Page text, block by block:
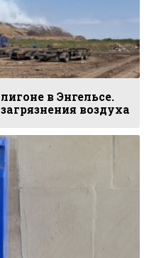
в Энгельсе.
воздуха